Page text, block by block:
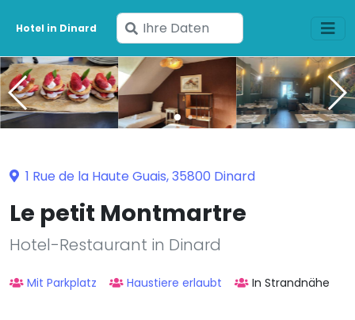
Hotel in Dinard
Geben
Sie
Ihre
Daten
ein
1 Rue de la Haute Guais, 35800 Dinard
Le petit Montmartre
Hotel-Restaurant in Dinard
Mit Parkplatz Haustiere erlaubt In Strandnähe